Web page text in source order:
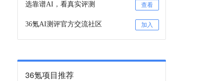
选靠谱AI，看真实评测 查看
36氪AI测评官方交流社区 加入
36氪项目推荐